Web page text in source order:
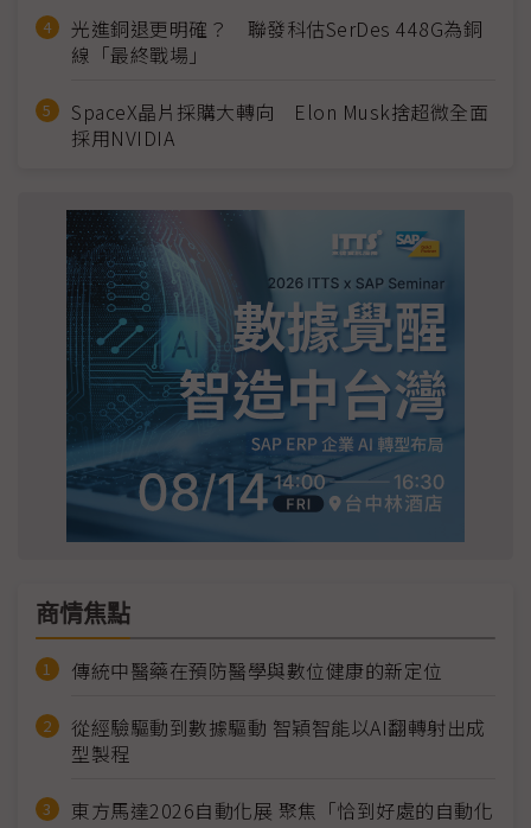
光進銅退更明確？ 聯發科估SerDes 448G為銅
線「最終戰場」
SpaceX晶片採購大轉向 Elon Musk捨超微全面
採用NVIDIA
商情焦點
傳統中醫藥在預防醫學與數位健康的新定位
從經驗驅動到數據驅動 智穎智能以AI翻轉射出成
型製程
東方馬達2026自動化展 聚焦「恰到好處的自動化